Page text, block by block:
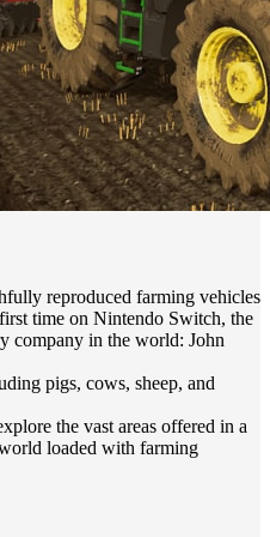
reproduced farming vehicles
time on Nintendo Switch, the
company in the world: John
pigs, cows, sheep, and
the vast areas offered in a
loaded with farming